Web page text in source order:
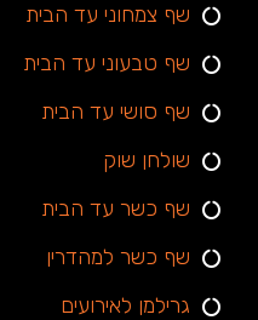
שף צמחוני עד הבית
שף טבעוני עד הבית
שף סושי עד הבית
שולחן שוק
שף כשר עד הבית
שף כשר למהדרין
גרילמן לאירועים